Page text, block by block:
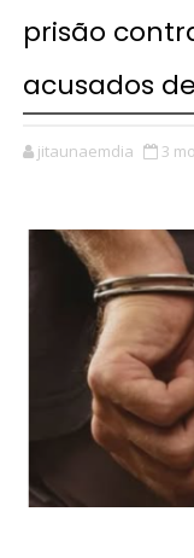
prisão
acusados
jitaunaemdia 3